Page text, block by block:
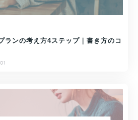
ランの考え方4ステップ｜書き方のコ